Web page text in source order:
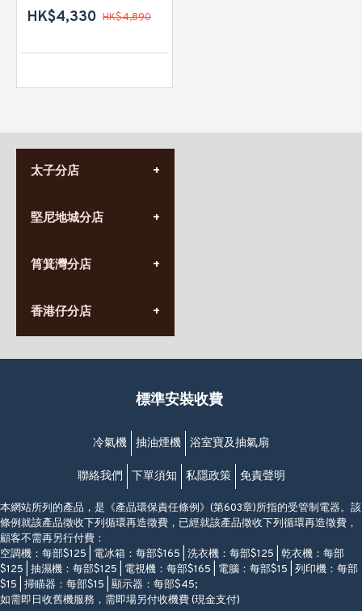
HK$4,330 HK$4,890
太子分店
營業時間:
九龍太子太子道西141號
堅尼地城分店
營業時間:
香港堅尼地城卑路乍街
(堅尼地城地鐵站B出口)
筲箕灣分店
營業時間:
(10:00am-20:30pm)
香港仔分店
營業時間:
香港香港仔成都道20-28號
(黃竹坑地鐵站轉4M專線小巴)
標準安裝收費
冷氣機 抽油煙機 浴室寶及抽氣扇
聯絡我們 下單須知 私隱政策 免責聲明
本網站所列的產品，是《產品環保責任條例》(第603章)所指的受管制電器。該
條例就該產品徵收下列循環再造徵費，已經就該產品徵收下列循環再造徵費，
顧客不需再另行付費：
空調機：每部$125 | 電冰箱：每部$165 | 洗衣機：每部$125 | 乾衣機：每部
$125 | 抽濕機：每部$125 | 電視機：每部$165 | 電腦：每部$15 | 列印機：每部
$15 | 掃瞄器：每部$15 | 顯示器：每部$45;
如需即日收舊機服務，需即場另付收機費 (現金支付)